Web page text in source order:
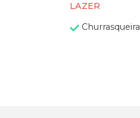
LAZER
Churrasqueira